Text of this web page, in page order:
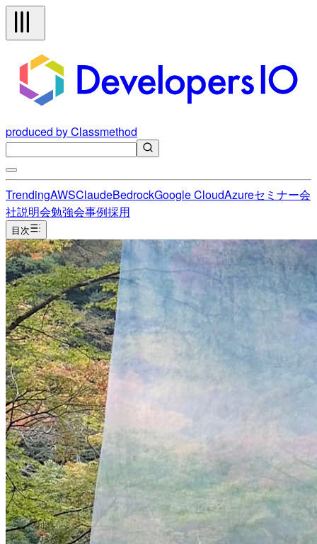
produced by Classmethod
TrendingAWSClaudeBedrockGoogle CloudAzureセミナー会
社説明会勉強会事例採用
目次